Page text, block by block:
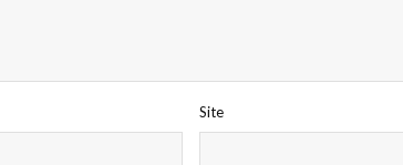
Site